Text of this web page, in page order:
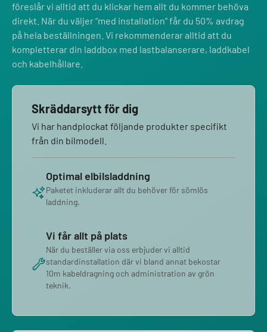
föreslår vi alltid att du klickar hem allt du kommer behöva
direkt. När du väljer “med installation” får du 50% avdrag
på hela beställningen. Vi rekommenderar alltid att du
kompletterar din laddbox med lastbalanserare, laddkabel
och kabelhållare.
Skräddarsytt för dig
Vi har handplockat följande produkter specifikt
från din bilmodell.
Optimal elbilsladdning
Paketet inkluderar allt du behöver för sömlös
laddning.
Vi får allt på plats
När du beställer via oss erbjuder vi alltid
standardinstallation där vi bland annat bekostar
10m kabeldragning och administration av grön
teknik.